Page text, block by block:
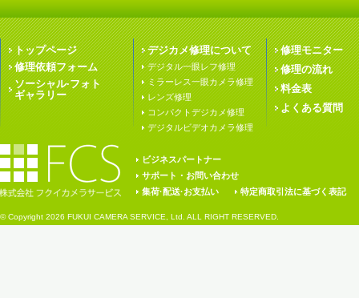
トップページ
修理依頼フォーム
ソーシャル·フォト
ギャラリー
デジカメ修理について
デジタル一眼レフ修理
ミラーレス一眼カメラ修理
レンズ修理
コンパクトデジカメ修理
デジタルビデオカメラ修理
修理モニター
修理の流れ
料金表
よくある質問
ビジネスパートナー
サポート・お問い合わせ
集荷·配送·お支払い
特定商取引法に基づく表記
© Copyright 2026 FUKUI CAMERA SERVICE, Ltd. ALL RIGHT RESERVED.